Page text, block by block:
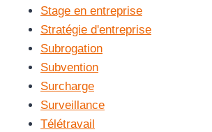
Stage en entreprise
Stratégie d'entreprise
Subrogation
Subvention
Surcharge
Surveillance
Télétravail